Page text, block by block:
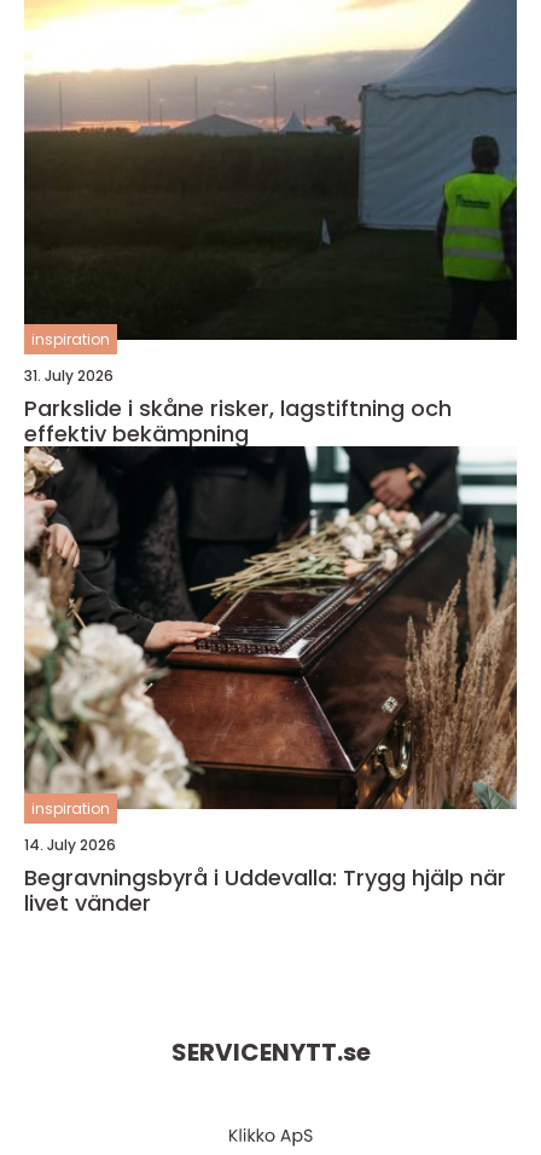
inspiration
31. July 2026
Parkslide i skåne risker, lagstiftning och
effektiv bekämpning
inspiration
14. July 2026
Begravningsbyrå i Uddevalla: Trygg hjälp när
livet vänder
SERVICENYTT.se